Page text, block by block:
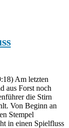
Am letzten
aus Forst noch
die Stirn
Von Beginn an
Stempel
in einen Spielfluss